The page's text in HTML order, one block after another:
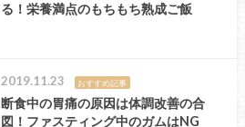
る！栄養満点のもちもち熟成ご飯
2019.11.23 おすすめ記事
断食中の胃痛の原因は体調改善の合
図！ファスティング中のガムはNG